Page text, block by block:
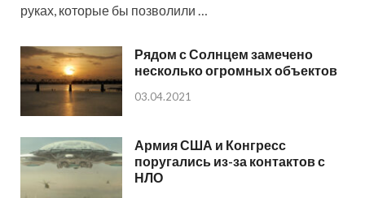
руках, которые бы позволили …
Рядом с Солнцем замечено
несколько огромных объектов
03.04.2021
Армия США и Конгресс
поругались из-за контактов с
НЛО